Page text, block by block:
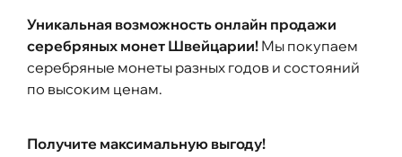
Уникальная возможность онлайн продажи
серебряных монет Швейцарии! Мы покупаем
серебряные монеты разных годов и состояний
по высоким ценам.
Получите максимальную выгоду!